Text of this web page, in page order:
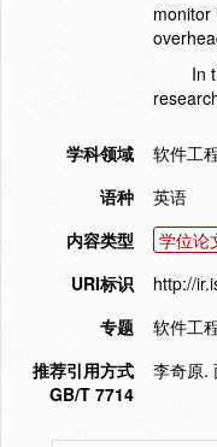
monitor
In
学科领域
软件工
语种
英语
内容类型
学位论
URI标识
http://
专题
软件工
推荐引用方式
GB/T 7714
李奇原.